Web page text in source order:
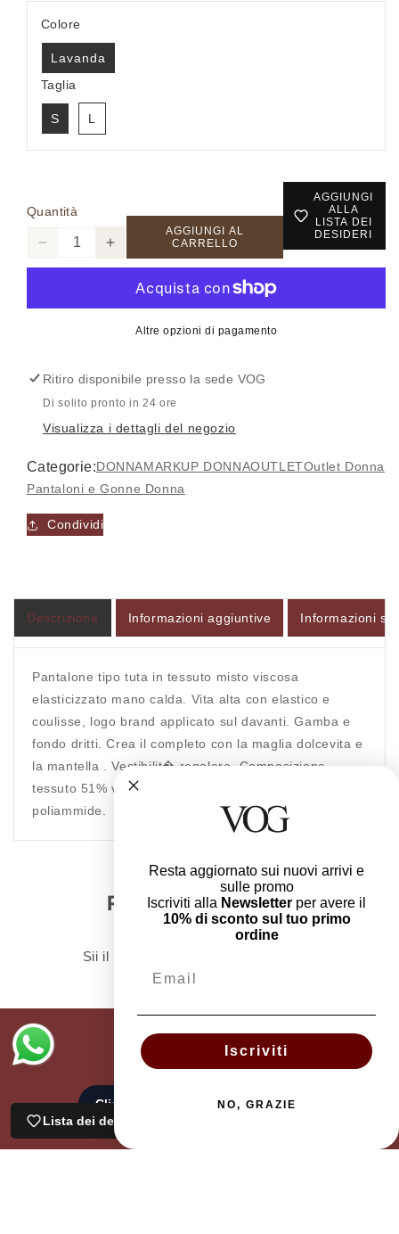
Colore
Lavanda
Taglia
S L
Quantità
Diminuisci
quantità
MW20033099
MARKUP
WOMAN
Aumenta
quantità
MW20033099
MARKUP
WOMAN
AGGIUNGI AL
CARRELLO
AGGIUNGI
ALLA
LISTA DEI
DESIDERI
Altre opzioni di pagamento
Ritiro disponibile presso la sede VOG
Di solito pronto in 24 ore
Visualizza i dettagli del negozio
Categorie:DONNAMARKUP DONNAOUTLETOutlet Donna
Pantaloni e Gonne Donna
Condividi
Descrizione Informazioni aggiuntive Informazioni
Pantalone tipo tuta in tessuto misto viscosa
elasticizzato mano calda. Vita alta con elastico e
coulisse, logo brand applicato sul davanti. Gamba e
fondo dritti. Crea il completo con la maglia dolcevita e
la mantella . Vestibilit� regolare. Composizione
tessuto 51% viscosa, 26% poliestrere, 23%
poliammide.
Recensioni Clienti
Sii il primo a scrivere una recensione
Accesso richiesto
Accedi al tuo account per aggiungere prodotti alla
tua lista dei desideri e visualizzare gli articoli
Lista dei desideri
Resta aggiornato sui nuovi arrivi e
sulle promo
Iscriviti alla Newsletter per avere il
10% di sconto sul tuo primo
ordine
Iscriviti
NO, GRAZIE